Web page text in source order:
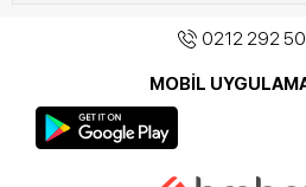
0212 292
MOBİL